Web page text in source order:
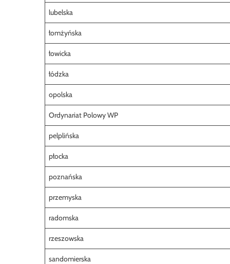
lubelska
łomżyńska
łowicka
łódzka
opolska
Ordynariat Polowy WP
pelplińska
płocka
poznańska
przemyska
radomska
rzeszowska
sandomierska